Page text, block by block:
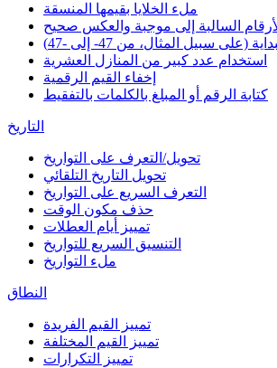
ملء الخلايا بقيمها المنسقة
السالبة إلى موجبة والعكس صحيح
سبيل المثال، من 47- إلى -47)
استخدام عدد كبير من المنازل العشرية
إخفاء القيم الرقمية
كتابة الرقم أو المبلغ بالكلمات بالتفقيط
التاريخ
تحويل/التعرف على التواريخ
تحويل التاريخ التلقائي
التعرف السريع على التواريخ
حذف مكون الوقت
تمييز أيام العطلات
التنسيق السريع للتواريخ
ملء التواريخ
النطاق
تمييز القيم الفريدة
تمييز القيم المختلفة
تمييز التكرارات